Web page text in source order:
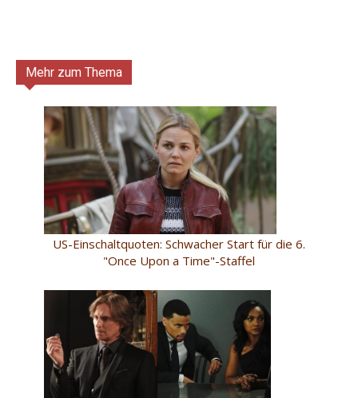
Mehr zum Thema
US-Einschaltquoten: Schwacher Start für die 6.
"Once Upon a Time"-Staffel